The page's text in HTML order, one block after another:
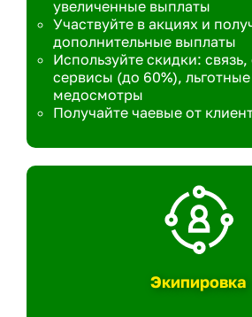
увеличенные выплаты
Участвуйте в акциях и
дополнительные выплаты
Используйте скидки:
сервисы (до 60%), льготные
медосмотры
Получайте чаевые от
Экипировка